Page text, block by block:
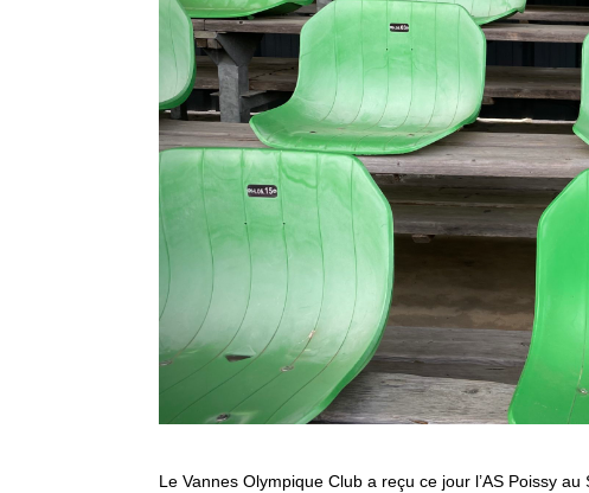
Le Vannes Olympique Club a reçu ce jour l’AS Poissy